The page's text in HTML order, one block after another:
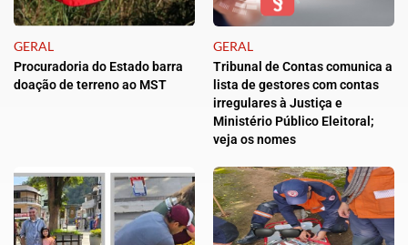
GERAL
Procuradoria do Estado barra
doação de terreno ao MST
GERAL
Tribunal de Contas comunica a
lista de gestores com contas
irregulares à Justiça e
Ministério Público Eleitoral;
veja os nomes